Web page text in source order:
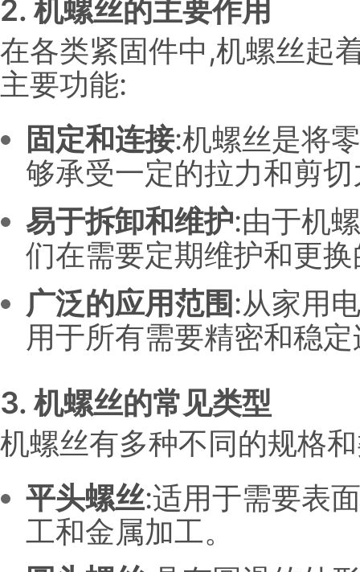
2. 机螺丝的主要作用
在各类紧固件中,机螺丝起
主要功能:
固定和连接:机螺丝是将
够承受一定的拉力和剪
易于拆卸和维护:由于机
们在需要定期维护和更
广泛的应用范围:从家用
用于所有需要精密和稳
3. 机螺丝的常见类型
机螺丝有多种不同的规格
平头螺丝:适用于需要表
工和金属加工。